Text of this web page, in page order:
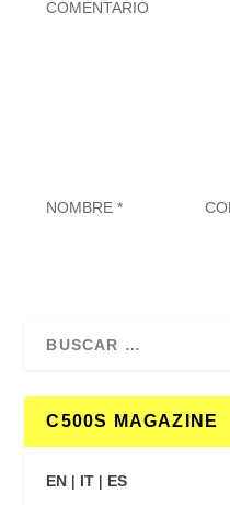
C500S MAGAZINE
EN | IT | ES